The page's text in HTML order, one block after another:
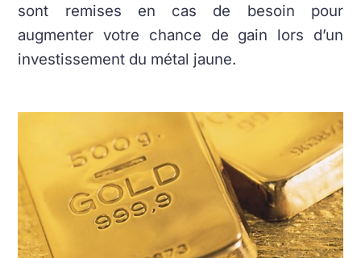
sont remises en cas de besoin pour
augmenter votre chance de gain lors d’un
investissement du métal jaune.